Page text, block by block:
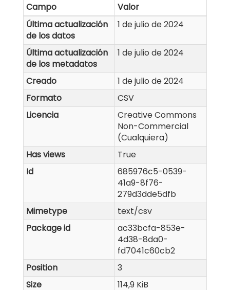
Campo
Valor
Última actualización
de los datos
1 de julio de 2024
Última actualización
de los metadatos
1 de julio de 2024
Creado
1 de julio de 2024
Formato
CSV
Licencia
Creative Commons
Non-Commercial
(Cualquiera)
Has views
True
Id
685976c5-0539-
41a9-8f76-
279d3dde5dfb
Mimetype
text/csv
Package id
ac33bcfa-853e-
4d38-8da0-
fd7041c60cb2
Position
3
Size
114,9 KiB